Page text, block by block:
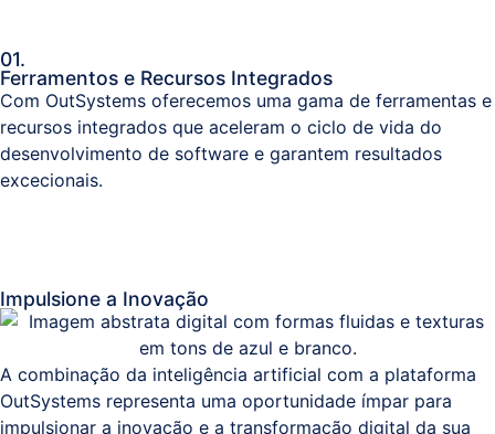
01.
Ferramentos e Recursos Integrados
Com OutSystems oferecemos uma gama de ferramentas e
recursos integrados que aceleram o ciclo de vida do
desenvolvimento de software e garantem resultados
excecionais.
Impulsione a Inovação
A combinação da inteligência artificial com a plataforma
OutSystems representa uma oportunidade ímpar para
impulsionar a inovação e a transformação digital da sua